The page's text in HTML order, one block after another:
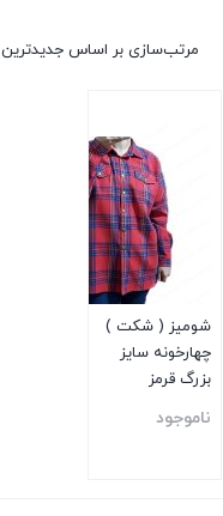
مرتب‌سازی بر اساس جدیدترین
شومیز ( شکت )
چهارخونه سایز
بزرگ قرمز
ناموجود